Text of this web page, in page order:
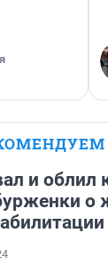
и облил
о